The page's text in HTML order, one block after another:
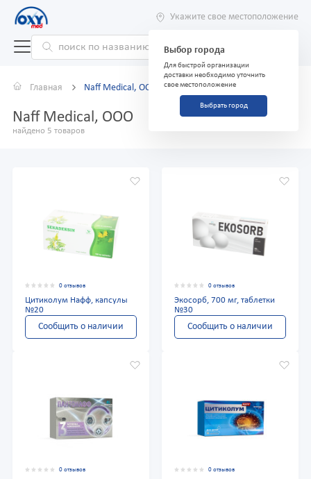
Укажите свое местоположение
Выбор города
Для быстрой организации
доставки необходимо уточнить
свое местоположение
Выбрать город
Главная Naff Medical, ООО
Naff Medical, ООО
найдено 5 товаров
0 отзывов
Цитиколум Нафф, капсулы
№20
Сообщить о наличии
0 отзывов
Экосорб, 700 мг, таблетки
№30
Сообщить о наличии
0 отзывов 0 отзывов